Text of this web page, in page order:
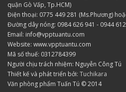
quận Gò Vấp, Tp.HCM)
Điện thoại: 0775 449 281 (Ms.Phương)
Đường dây nóng: 0984 626 941 - 0944
Email: info@vpptuantu.com
Website: www.vpptuantu.com
Mã số thuế: 0312784399
Người chịu trách nhiệm: Nguyễn Công Tú
Thiết kế và phát triển bởi: Tuchikara
Văn phòng phẩm Tuấn Tú © 2014